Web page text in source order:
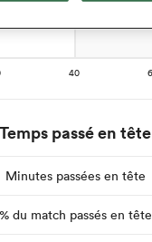
Temps passé en tête
Minutes passées en tête
% du match passés en tête